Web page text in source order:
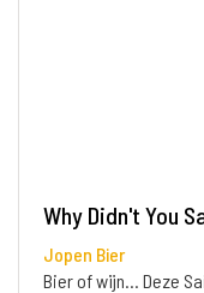
Why Didn't You
Jopen Bier
Bier of wijn... Deze